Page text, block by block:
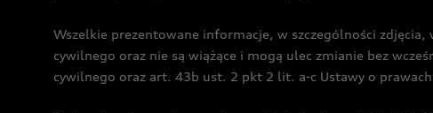
Wszelkie prezentowane informacje, w szczególności
cywilnego oraz nie są wiążące i mogą ulec zmianie bez
cywilnego oraz art. 43b ust. 2 pkt 2 lit. a-c Ustawy o